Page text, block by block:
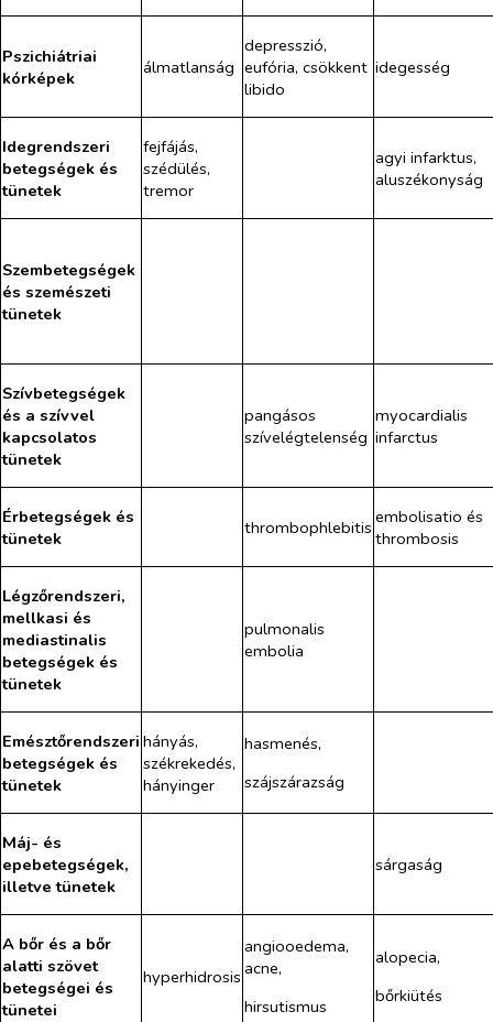
Pszichiátriai
kórképek
álmatlanság
depresszió,
eufória, csökkent
libido
idegesség
Idegrendszeri
betegségek és
tünetek
fejfájás,
szédülés,
tremor
agyi infarktus,
aluszékonyság
Szembetegségek
és szemészeti
tünetek
Szívbetegségek
és a szívvel
kapcsolatos
tünetek
pangásos
szívelégtelenség
myocardialis
infarctus
Érbetegségek és
tünetek
thrombophlebitis embolisatio és
thrombosis
Légzőrendszeri,
mellkasi és
mediastinalis
betegségek és
tünetek
pulmonalis
embolia
Emésztőrendszeri
betegségek és
tünetek
hányás,
székrekedés,
hányinger
hasmenés,
szájszárazság
Máj- és
epebetegségek,
illetve tünetek
sárgaság
A bőr és a bőr
alatti szövet
betegségei és
tünetei
hyperhidrosis
angiooedema,
acne,
hirsutismus
alopecia,
bőrkiütés